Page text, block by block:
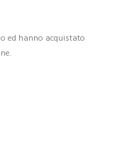
ed hanno acquistato